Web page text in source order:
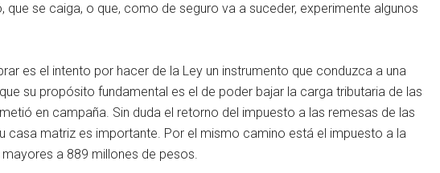
que se caiga, o que, como de seguro va a suceder, experimente algunos
es el intento por hacer de la Ley un instrumento que conduzca a una
su propósito fundamental es el de poder bajar la carga tributaria de las
en campaña. Sin duda el retorno del impuesto a las remesas de las
casa matriz es importante. Por el mismo camino está el impuesto a la
a 889 millones de pesos.